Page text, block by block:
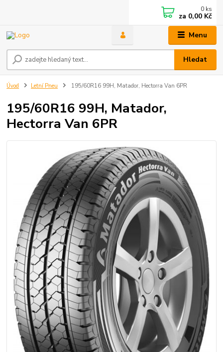
Menu
Hledat
0 ks
za 0,00 Kč
Úvod Letní Pneu 195/60R16 99H, Matador, Hectorra Van 6PR
195/60R16 99H, Matador,
Hectorra Van 6PR